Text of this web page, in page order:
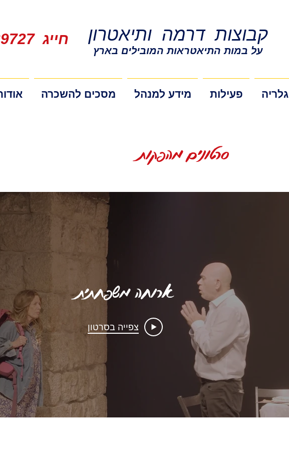
חייג 08-9729727 קבוצות דרמה ותיאטרון
על במות התיאטראות המובילים בארץ
מסכים להשכרה מידע למנהל פעילות גלריה
סרטונים מהפקות
ארוחה משפחתית
צפייה בסרטון